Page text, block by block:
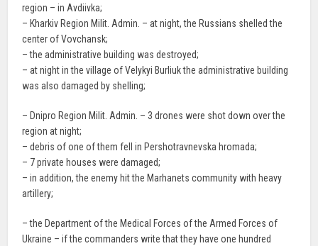
region – in Avdiivka;
– Kharkiv Region Milit. Admin. – at night, the Russians shelled the
center of Vovchansk;
– the administrative building was destroyed;
– at night in the village of Velykyi Burliuk the administrative building
was also damaged by shelling;
– Dnipro Region Milit. Admin. – 3 drones were shot down over the
region at night;
– debris of one of them fell in Pershotravnevska hromada;
– 7 private houses were damaged;
– in addition, the enemy hit the Marhanets community with heavy
artillery;
– the Department of the Medical Forces of the Armed Forces of
Ukraine – if the commanders write that they have one hundred